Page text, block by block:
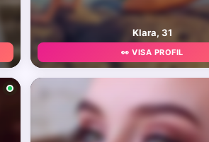
Klara, 31
👀 VISA PROFIL